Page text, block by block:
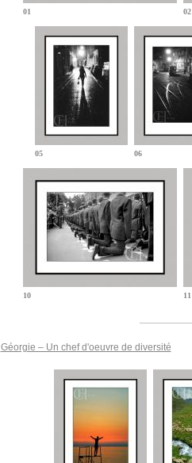
01 02
05 06
10 11
Géorgie – Un chef d'oeuvre de diversité